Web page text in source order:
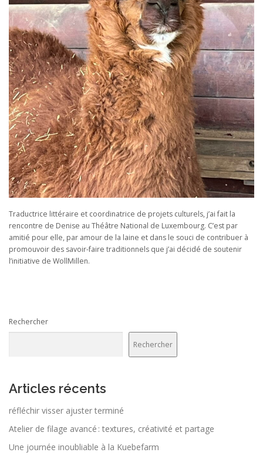
Traductrice littéraire et coordinatrice de projets culturels, j’ai fait la
rencontre de Denise au Théâtre National de Luxembourg. C’est par
amitié pour elle, par amour de la laine et dans le souci de contribuer à
promouvoir des savoir-faire traditionnels que j’ai décidé de soutenir
l’initiative de WollMillen.
Rechercher
Rechercher
Articles récents
réfléchir visser ajuster terminé
Atelier de filage avancé : textures, créativité et partage
Une journée inoubliable à la Kuebefarm